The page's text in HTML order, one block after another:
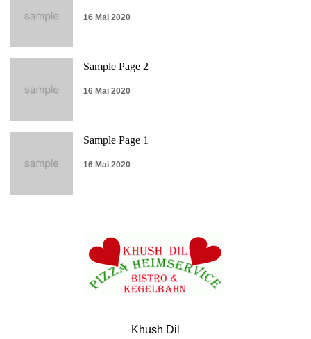
16 Mai 2020
Sample Page 2
16 Mai 2020
Sample Page 1
16 Mai 2020
Khush Dil